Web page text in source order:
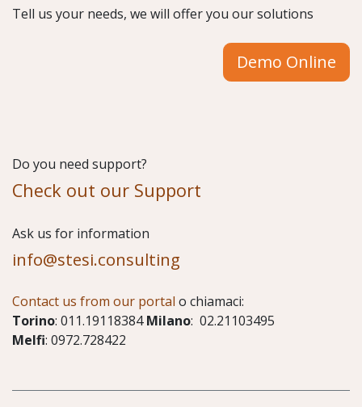
Tell us your needs, we will offer you our solutions
Demo Online
Do you need support?
Check out our Support
​Ask us for information
info@stesi.consulting
Contact us from our portal o chiamaci:
Torino: 011.19118384Milano: 02.21103495
Melfi: 0972.728422